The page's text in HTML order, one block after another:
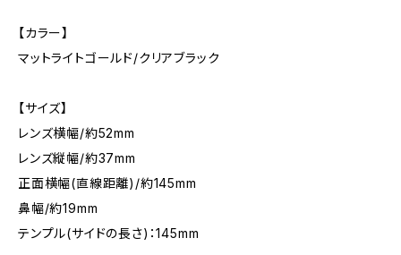
【カラー】
マットライトゴールド/クリアブラック
【サイズ】
レンズ横幅/約52mm
レンズ縦幅/約37mm
正面横幅(直線距離)/約145mm
鼻幅/約19mm
テンプル(サイドの長さ)：145mm